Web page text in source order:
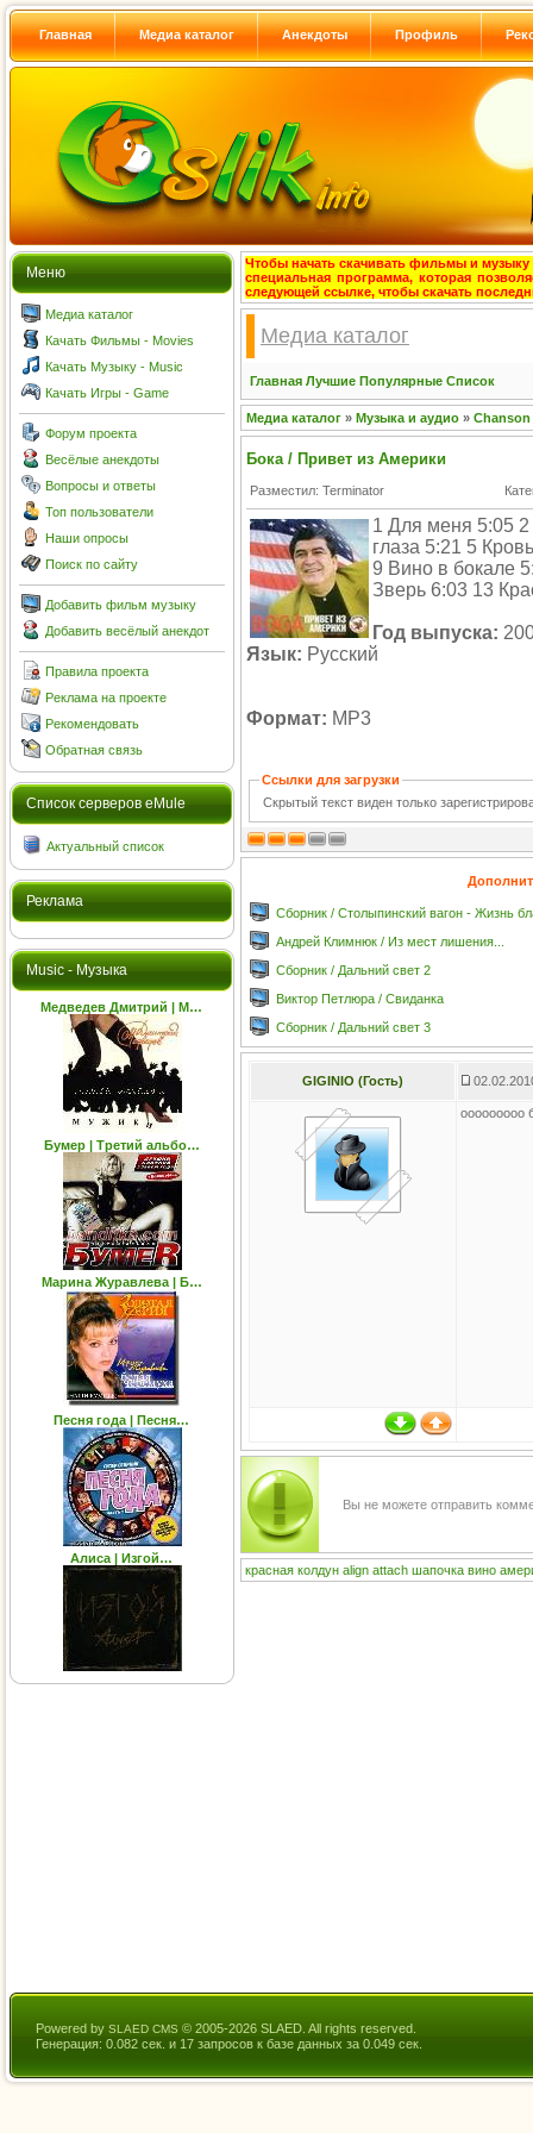
Главная Медиа каталог Анекдоты Профиль
Меню
Медиа каталог
Качать Фильмы - Movies
Качать Музыку - Music
Качать Игры - Game
Форум проекта
Весёлые анекдоты
Вопросы и ответы
Топ пользователи
Наши опросы
Поиск по сайту
Добавить фильм музыку
Добавить весёлый анекдот
Правила проекта
Реклама на проекте
Рекомендовать
Обратная связь
Cписок серверов eMule
Актуальный список
Реклама
Music - Музыка
Медведев Дмитрий | М…
Бумер | Третий альбо…
Марина Журавлева | Б…
Песня года | Песня…
Алиса | Изгой…
Чтобы начать скачивать фильмы и музыку
специальная программа, которая
следующей ссылке, чтобы скачать
Медиа каталог
Главная Лучшие Популярные Список
Медиа каталог » Музыка и аудио » Chanson
Бока / Привет из Америки
Разместил: Terminator
1 Для меня 5:05
глаза 5:21 5
9 Вино в бокале
Зверь 6:03 13
Год выпуска:
Язык: Русский
Формат: MP3
Ссылки для загрузки
Скрытый текст виден только
Сборник / Столыпинский вагон - Жизнь
Андрей Климнюк / Из мест лишения...
Сборник / Дальний свет 2
Виктор Петлюра / Свиданка
Сборник / Дальний свет 3
GIGINIO (Гость)
ооооооооо
Вы не можете отправить
красная колдун align attach шапочка вино
Powered by SLAED CMS © 2005-2026 SLAED. All rights reserved.
Генерация: 0.082 сек. и 17 запросов к базе данных за 0.049 сек.